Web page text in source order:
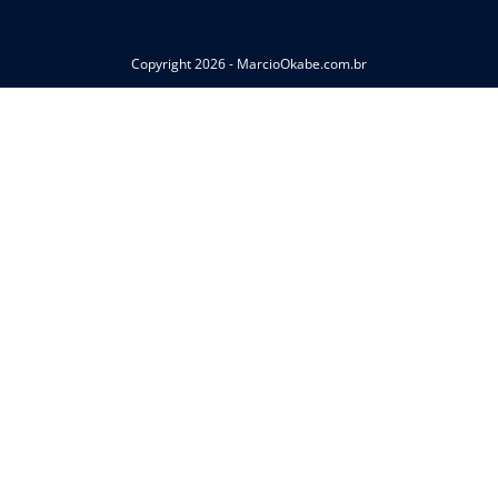
Copyright 2026 - MarcioOkabe.com.br